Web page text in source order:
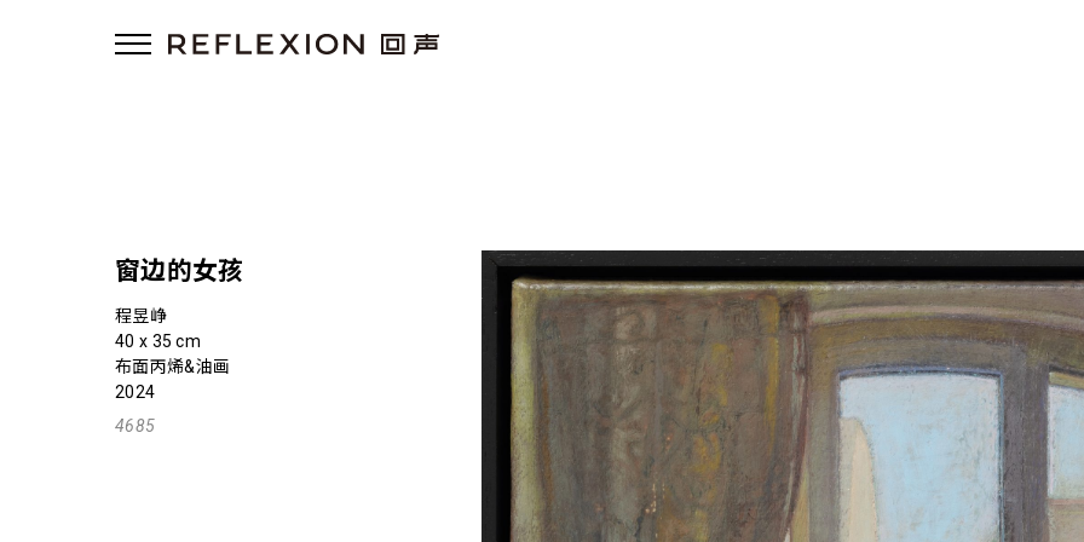
窗边的女孩
程昱峥
40 x 35 cm
布面丙烯&油画
2024
4685